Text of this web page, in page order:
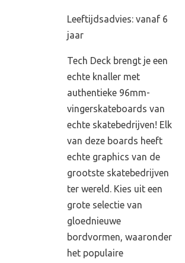
Leeftijdsadvies: vanaf 6
jaar
Tech Deck brengt je een
echte knaller met
authentieke 96mm-
vingerskateboards van
echte skatebedrijven! Elk
van deze boards heeft
echte graphics van de
grootste skatebedrijven
ter wereld. Kies uit een
grote selectie van
gloednieuwe
bordvormen, waaronder
het populaire